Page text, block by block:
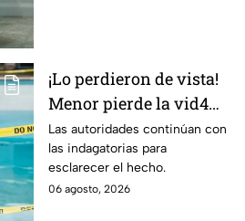
¡Lo perdieron de vista!
Menor pierde la vid4
en plena reunión
familiar; fue localizado
en la alberca
Las autoridades continúan con
las indagatorias para
esclarecer el hecho.
06 agosto, 2026